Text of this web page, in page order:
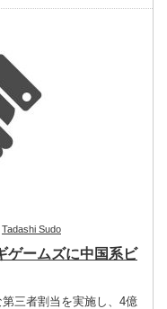
Tadashi Sudo
ゲームズに中国系ビ
三者割当を実施し、4億